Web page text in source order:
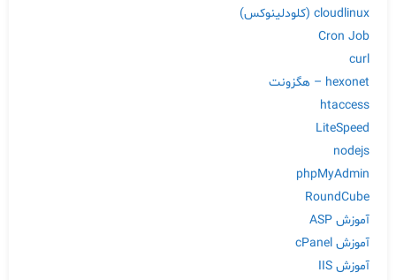
cloudlinux (کلودلینوکس)
Cron Job
curl
hexonet – هگزونت
htaccess
LiteSpeed
nodejs
phpMyAdmin
RoundCube
آموزش ASP
آموزش cPanel
آموزش IIS